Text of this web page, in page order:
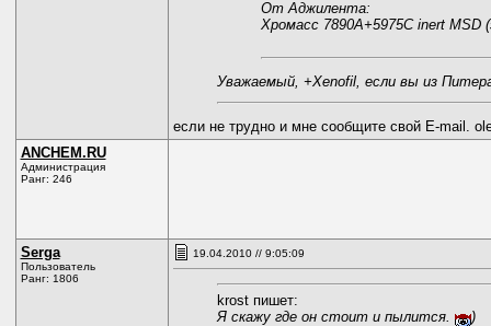
От Аджилента:
Хромасс 7890A+5975C inert
Уважаемый, +Xenofil, если вы из
если не трудно и мне сообщите свой E-mail.
ANCHEM.RU
Администрация
Ранг: 246
Serga
Пользователь
Ранг: 1806
19.04.2010 // 9:05:09
krost пишет:
Я скажу где он стоит и пылится.
)